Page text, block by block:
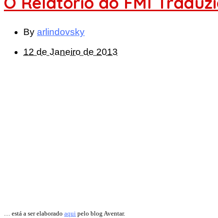
By arlindovsky
12 de Janeiro de 2013
… está a ser elaborado aqui pelo blog Aventar.